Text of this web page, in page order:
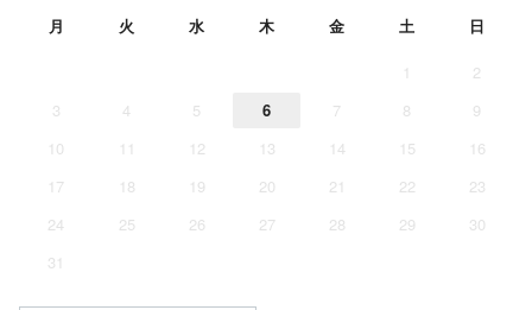
月 火 水 木 金 土 日
1
2
3
4 5 6 7 8
9
10
11 12 13 14 15
16
17
18 19 20 21 22
23
24
25 26 27 28 29
30
31